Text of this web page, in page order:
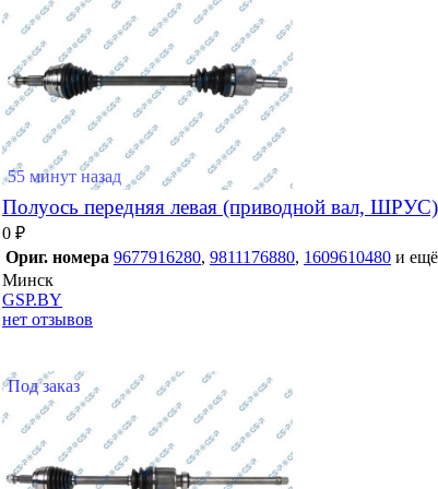
55 минут назад
Полуось передняя левая (приводной вал,
0 ₽
Ориг. номера 9677916280, 9811176880, 1609610480 и ещё
Минск
GSP.BY
нет отзывов
Под заказ